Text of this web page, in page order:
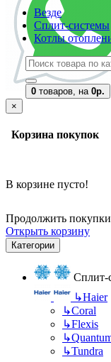
Везде
Сплит-системы
Котлы
0 товаров, на 0р.
×
Корзина покупок
В корзине пусто!
Продолжить покупки
Открыть корзину
Категории
Сплит-
↳Haier
↳Coral
↳Flexis
↳
↳Tundra